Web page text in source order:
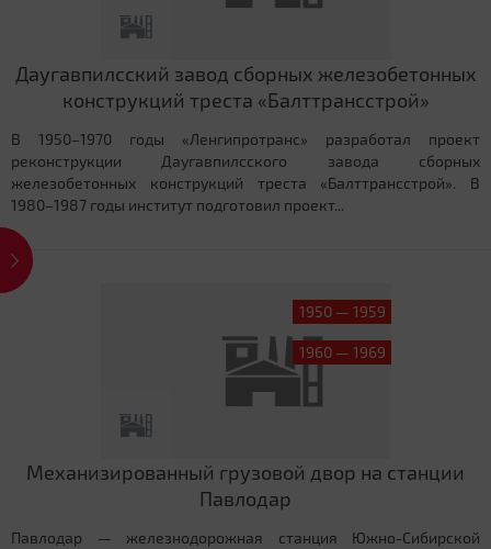
Даугавпилсский завод сборных железобетонных
конструкций треста «Балттрансстрой»
В 1950–1970 годы «Ленгипротранс» разработал проект
реконструкции Даугавпилсского завода сборных
железобетонных конструкций треста «Балттрансстрой». В
1980–1987 годы институт подготовил проект...
1950 — 1959
1960 — 1969
Механизированный грузовой двор на станции
Павлодар
Павлодар — железнодорожная станция Южно-Сибирской